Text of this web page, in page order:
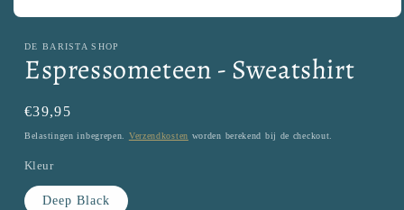
openen
modaal
DE BARISTA SHOP
Espressometeen - Sweatshirt
Normale
prijs
€39,95
Belastingen inbegrepen. Verzendkosten worden berekend bij de checkout.
Kleur
Deep Black